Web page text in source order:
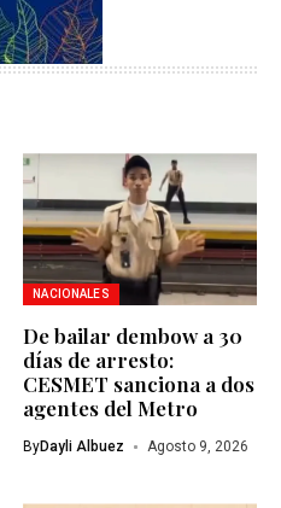
NACIONALES
De bailar dembow a 30
días de arresto:
CESMET sanciona a dos
agentes del Metro
ByDayli Albuez Agosto 9, 2026